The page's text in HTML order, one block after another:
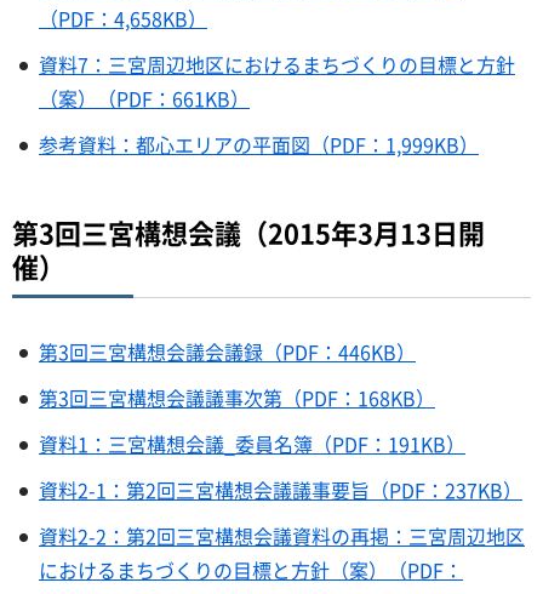
（PDF：4,658KB）
資料7：三宮周辺地区におけるまちづくりの目標と方針
（案）（PDF：661KB）
参考資料：都心エリアの平面図（PDF：1,999KB）
第3回三宮構想会議（2015年3月13日開
催）
第3回三宮構想会議会議録（PDF：446KB）
第3回三宮構想会議議事次第（PDF：168KB）
資料1：三宮構想会議_委員名簿（PDF：191KB）
資料2-1：第2回三宮構想会議議事要旨（PDF：237KB）
資料2-2：第2回三宮構想会議資料の再掲：三宮周辺地区
におけるまちづくりの目標と方針（案）（PDF：